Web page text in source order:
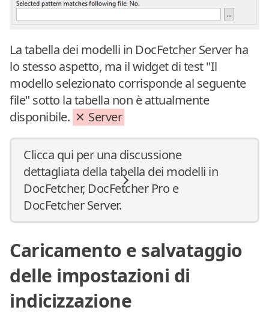
La tabella dei modelli in DocFetcher Server ha
lo stesso aspetto, ma il widget di test "Il
modello selezionato corrisponde al seguente
file" sotto la tabella non è attualmente
disponibile.
Server
Clicca qui per una discussione
dettagliata della tabella dei modelli in
DocFetcher, DocFetcher Pro e
DocFetcher Server.
Caricamento e salvataggio
delle impostazioni di
indicizzazione